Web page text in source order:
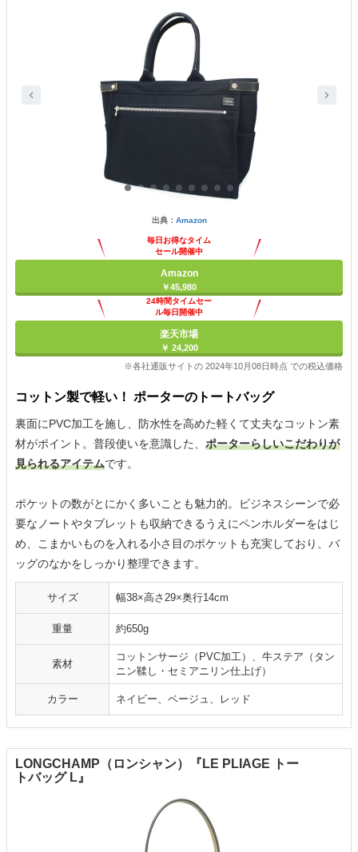
出典： Amazon
毎日お得なタイム
セール開催中
Amazon
￥45,980
24時間タイムセー
ル毎日開催中
楽天市場
￥ 24,200
※各社通販サイトの 2024年10月08日時点 での税込価格
コットン製で軽い！ ポーターのトートバッグ
裏面にPVC加工を施し、防水性を高めた軽くて丈夫なコットン素
材がポイント。普段使いを意識した、 ポーターらしいこだわりが
見られるアイテムです。
ポケットの数がとにかく多いことも魅力的。ビジネスシーンで必
要なノートやタブレットも収納できるうえにペンホルダーをはじ
め、こまかいものを入れる小さ目のポケットも充実しており、バ
ッグのなかをしっかり整理できます。
サイズ 幅38×高さ29×奥行14cm
重量 約650g
素材
コットンサージ（PVC加工）、牛ステア（タン
ニン鞣し・セミアニリン仕上げ）
カラー ネイビー、ベージュ、レッド
LONGCHAMP（ロンシャン）『LE PLIAGE トー
トバッグ L』